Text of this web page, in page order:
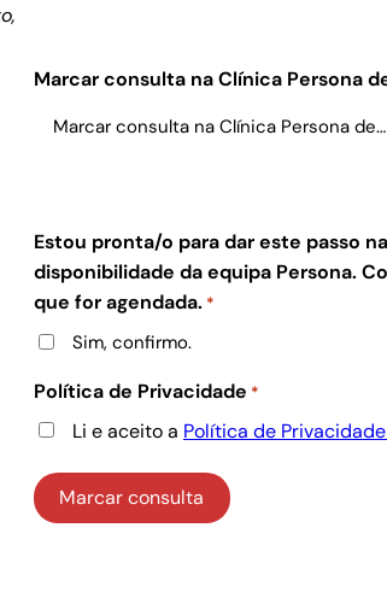
Marcar consulta na Clínica Persona
Estou pronta/o para dar este passo
disponibilidade da equipa Persona.
que for agendada. *
Sim, confirmo.
Política de Privacidade *
Li e aceito a Política de Privacidade